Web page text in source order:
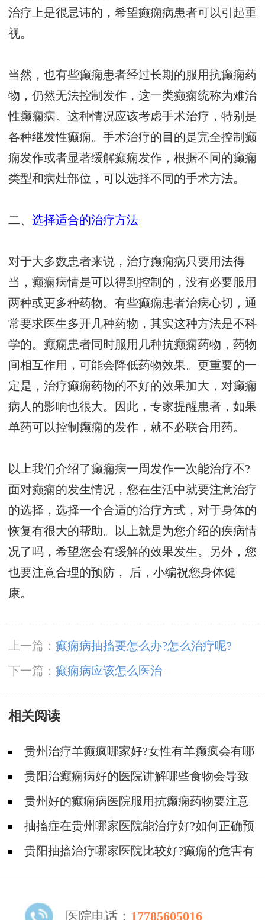
治疗上是很忌讳的，希望癫痫病患者可以引起重
视。
当然，也有些癫痫患者经过长期的服用抗癫痫药
物，仍然无法控制发作，这一类癫痫统称为难治
性癫痫病。这种情况应该考虑手术治疗，特别是
各种继发性癫痫。手术治疗的目的是完全控制癫
痫发作或者显著缓解癫痫发作，根据不同的癫痫
类型和病灶部位，可以选择不同的手术方法。
二、 选择适合的治疗方法
对于大多数患者来说，治疗癫痫病只要用法得
当，癫痫病情是可以得到控制的，没有必要服用
两种或更多种药物。有些癫痫患者治病心切，通
常要求医生多开几种药物，其实这种方法是不科
学的。癫痫患者同时服用几种抗癫痫药物，药物
间相互作用，可能会降低药物效果。更重要的一
定是，治疗癫痫药物的不好的效果加大，对癫痫
病人的影响也很大。因此，专家提醒患者，如果
单药可以控制癫痫的发作，就不必联合用药。
以上我们介绍了癫痫病一周发作一次能治疗不?
面对癫痫的发生情况，您在生活中就要注意治疗
的选择，选择一个合适的治疗方式，对于身体的
恢复有很大的帮助。以上就是为您介绍的疾病情
况了吗，希望您会有缓解的效果发生。另外，您
也要注意合理的预防， 后，小编祝您身体健
康。
上一篇： 癫痫病抽搐要怎么办?怎么治疗呢?
下一篇： 癫痫病应该怎么医治
相关阅读
贵州治疗羊癫疯哪家好?女性有羊癫疯会有哪
些不好影响?
贵阳治癫痫病好的医院讲解哪些食物会导致
癫痫病复发?
贵州好的癫痫病医院服用抗癫痫药物要注意
什么?抽搐症在贵州哪家医院能治疗好?如何正确预
防羊癫疯?
贵阳抽搐治疗哪家医院比较好?癫痫的危害有
医院电话： 17785605016